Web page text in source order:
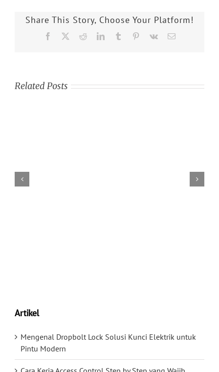
Share This Story, Choose Your Platform!
Facebook RedditLinkedInTumblr Pinterest
Vk Email
Related Posts
Artikel
Mengenal Dropbolt Lock Solusi Kunci Elektrik untuk
Pintu Modern